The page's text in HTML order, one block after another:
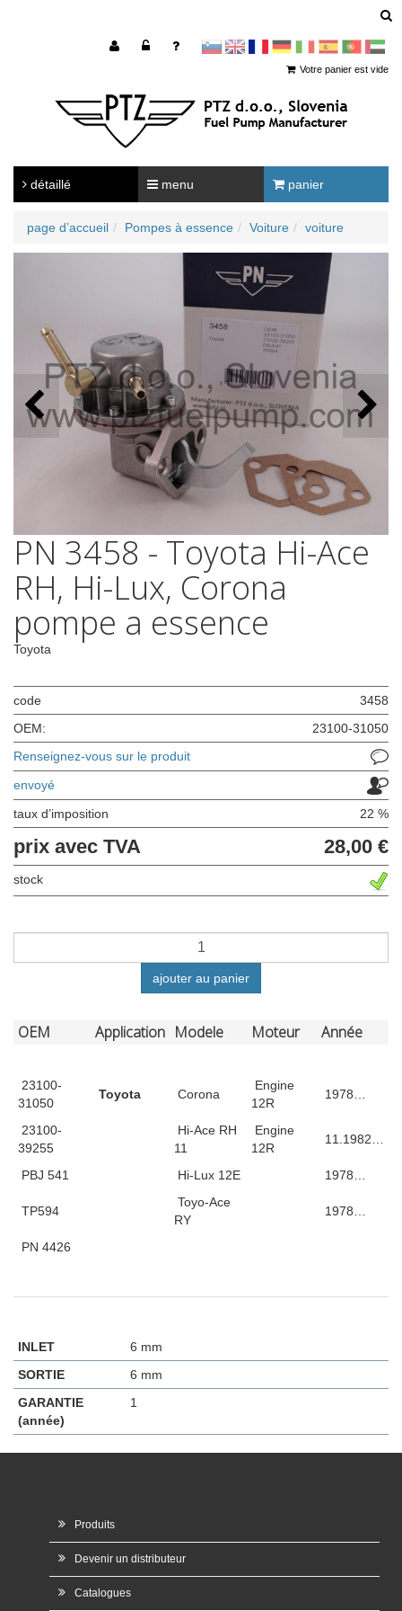
sl en francoščina
Nemščina
Italijanščina
Španščina
PortugalArabščina
Votre panier est vide
détaillé menu panier
page d’accueil Pompes à essence Voiture voiture
PN 3458 - Toyota Hi-Ace
RH, Hi-Lux, Corona
pompe a essence
Toyota
code
3458
OEM:
23100-31050
Renseignez-vous sur le produit
envoyé
taux d’imposition 22 %
prix avec TVA 28,00 €
stock
ajouter au panier
OEM Application Modele Moteur Année
23100-
31050
Toyota Corona
Engine
12R
1978…
23100-
39255
Hi-Ace RH
11
Engine
12R
11.1982…
PBJ 541 Hi-Lux 12E 1978…
TP594
Toyo-Ace
RY
1978…
PN 4426
INLET
6 mm
SORTIE
6 mm
GARANTIE
(année)
1
Produits
Devenir un distributeur
Catalogues